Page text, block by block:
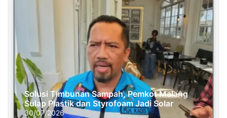
Solusi Timbunan Sampah, Pemkot Malang
Sulap Plastik dan Styrofoam Jadi Solar
30/07/2026